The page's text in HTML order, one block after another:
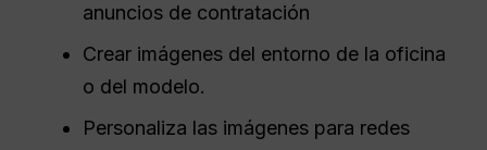
anuncios de contratación
Crear imágenes del entorno de la oficina
o del modelo.
Personaliza las imágenes para redes